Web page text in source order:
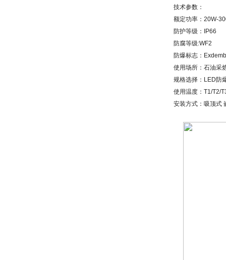
技术参数：
额定功率： 20W-
防护等级：
IP66
防腐等级:WF2
防爆标志：
使用场所：石油采
规格选择： LED防
使用温度： T1/T2/
安装方式：吸顶式